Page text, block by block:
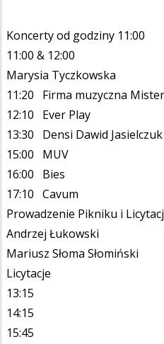
Koncerty od godziny 11:00
11:00 & 12:00
Marysia Tyczkowska
11:20 Firma muzyczna
12:10 Ever Play
13:30 Densi Dawid Jasielczuk
15:00 MUV
16:00 Bies
17:10 Cavum
Prowadzenie Pikniku i
Andrzej Łukowski
Mariusz Słoma Słomiński
Licytacje
13:15
14:15
15:45